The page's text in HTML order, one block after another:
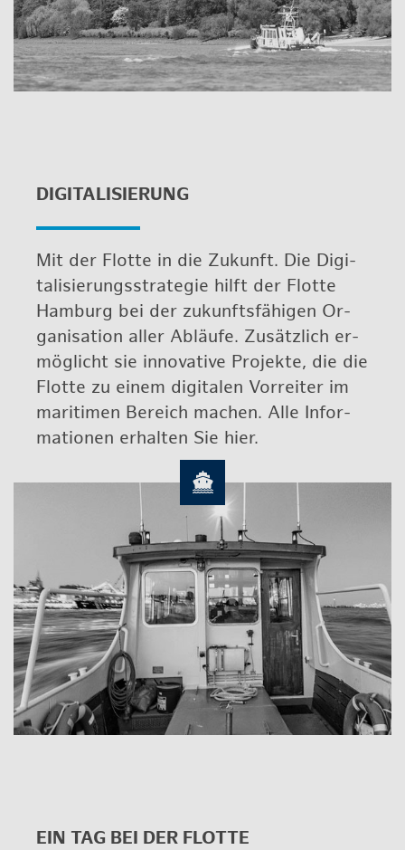
DI­GI­TA­LI­SIE­RUNG
Mit der Flot­te in die Zu­kunft. Die Di­gi­
ta­li­sie­rungs­stra­te­gie hilft der Flot­te
Ham­burg bei der zu­kunfts­fä­hi­gen Or­
ga­ni­sa­ti­on aller Ab­läu­fe. Zu­sätz­lich er­
mög­licht sie in­no­va­ti­ve Pro­jek­te, die die
Flot­te zu einem di­gi­ta­len Vor­rei­ter im
ma­ri­ti­men Be­reich ma­chen. Alle In­for­
ma­tio­nen er­hal­ten Sie hier.
EIN TAG BEI DER FLOT­TE